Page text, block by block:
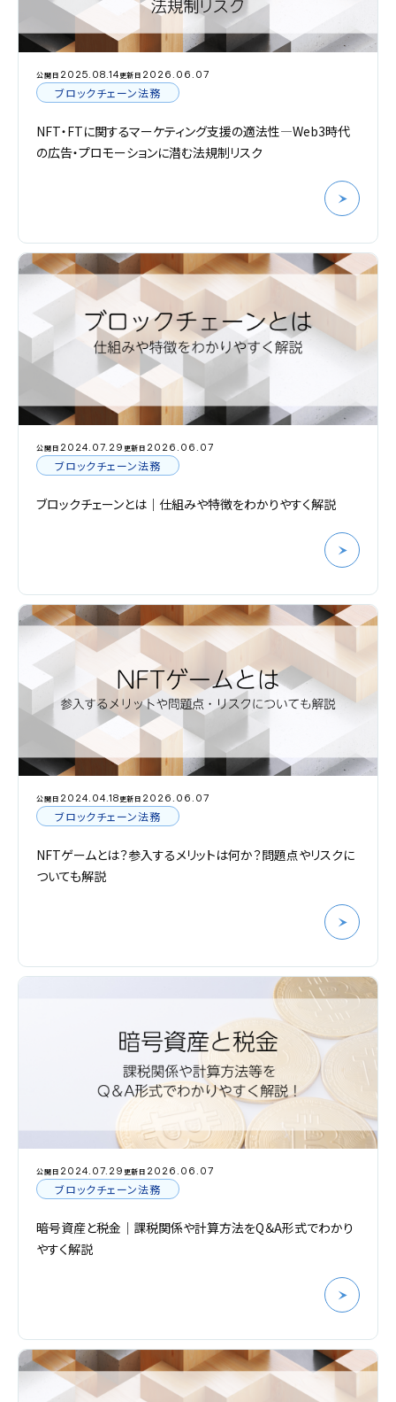
公開日 2025.08.14更新日 2026.06.07
ブロックチェーン法務
NFT・FTに関するマーケティング支援の適法性―Web3時代
の広告・プロモーションに潜む法規制リスク
公開日 2024.07.29 更新日 2026.06.07
ブロックチェーン法務
ブロックチェーンとは｜仕組みや特徴をわかりやすく解説
公開日 2024.04.18更新日 2026.06.07
ブロックチェーン法務
NFTゲームとは？参入するメリットは何か？問題点やリスクに
ついても解説
公開日 2024.07.29 更新日 2026.06.07
ブロックチェーン法務
暗号資産と税金｜課税関係や計算方法をQ＆A形式でわかり
やすく解説